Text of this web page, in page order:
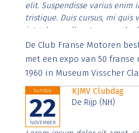
elit. Suspendisse varius enim
tristique. Duis cursus, mi quis
interdum nulla, ut commodo
Aenean faucibus nibh et
imperdiet. Nunc ut sem vitae
De Club Franse Motoren
met een expo van 50
1960 in Museum Visscher
Sunday
22
NOVEMBER
KJMV Clubdag
De Rijp (NH)